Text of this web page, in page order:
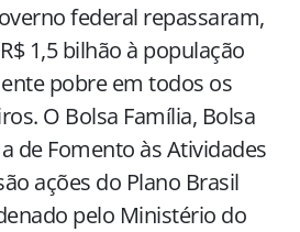
federal repassaram,
1,5 bilhão à população
pobre em todos os
O Bolsa Família, Bolsa
de Fomento às Atividades
ações do Plano Brasil
pelo Ministério do